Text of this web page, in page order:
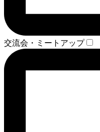
交流会・ミートアップ